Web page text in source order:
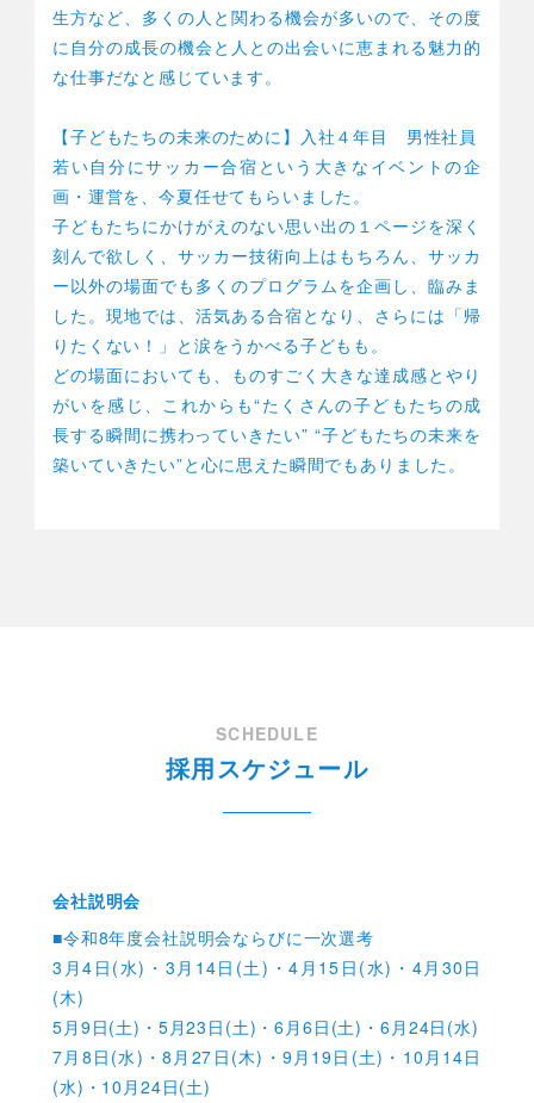
生方など、多くの人と関わる機会が多いので、その度
に自分の成長の機会と人との出会いに恵まれる魅力的
な仕事だなと感じています。
【子どもたちの未来のために】入社４年目 男性社員
若い自分にサッカー合宿という大きなイベントの企
画・運営を、今夏任せてもらいました。
子どもたちにかけがえのない思い出の１ページを深く
刻んで欲しく、サッカー技術向上はもちろん、サッカ
ー以外の場面でも多くのプログラムを企画し、臨みま
した。現地では、活気ある合宿となり、さらには「帰
りたくない！」と涙をうかべる子どもも。
どの場面においても、ものすごく大きな達成感とやり
がいを感じ、これからも“たくさんの子どもたちの成
長する瞬間に携わっていきたい” “子どもたちの未来を
築いていきたい”と心に思えた瞬間でもありました。
SCHEDULE
採用スケジュール
会社説明会
■令和8年度会社説明会ならびに一次選考
3月4日(水)・3月14日(土)・4月15日(水)・4月30日
(木)
5月9日(土)・5月23日(土)・6月6日(土)・6月24日(水)
7月8日(水)・8月27日(木)・9月19日(土)・10月14日
(水)・10月24日(土)